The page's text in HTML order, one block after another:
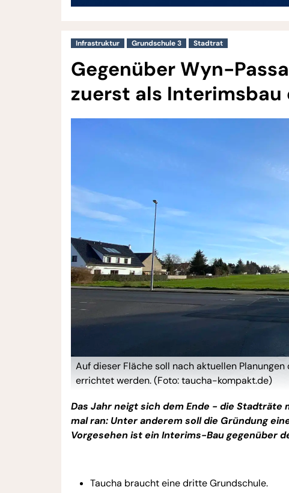
Infrastruktur Grundschule 3 Stadtrat
Gegenüber Wyn-
zuerst als
Auf dieser Fläche soll nach aktuellen
errichtet werden. (Foto: taucha-kompakt.de)
Das Jahr neigt sich dem Ende - die
mal ran: Unter anderem soll die Gründung
Vorgesehen ist ein Interims-Bau gegenüber
Taucha braucht eine dritte Grundschule.